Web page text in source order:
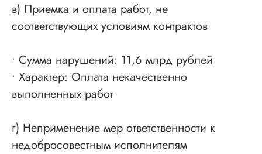
в) Приемка и оплата работ, не
соответствующих условиям контрактов
• Сумма нарушений: 11,6 млрд рублей
• Характер: Оплата некачественно
выполненных работ
г) Неприменение мер ответственности к
недобросовестным исполнителям